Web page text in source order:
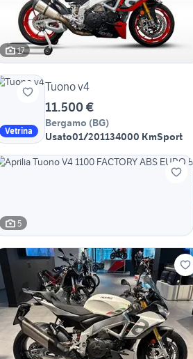
17
Vetrina
Tuono v4
11.500 €
Bergamo (BG)
Usato01/201134000 KmSport
5